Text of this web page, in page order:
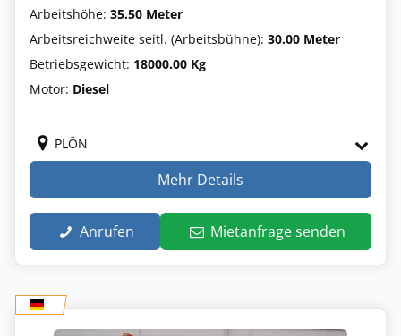
Arbeitshöhe: 35.50 Meter
Arbeitsreichweite seitl. (Arbeitsbühne): 30.00 Meter
Betriebsgewicht: 18000.00 Kg
Motor: Diesel
PLÖN
Mehr Details
Anrufen Mietanfrage senden